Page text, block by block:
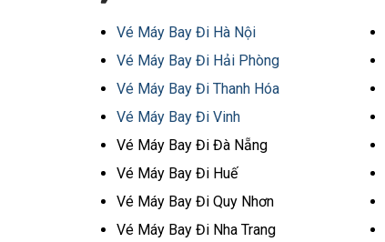
Vé Máy Bay Đi Hà Nội
Vé Máy Bay Đi Hải Phòng
Vé Máy Bay Đi Thanh Hóa
Vé Máy Bay Đi Vinh
Vé Máy Bay Đi Đà Nẵng
Vé Máy Bay Đi Huế
Vé Máy Bay Đi Quy Nhơn
Vé Máy Bay Đi Nha Trang